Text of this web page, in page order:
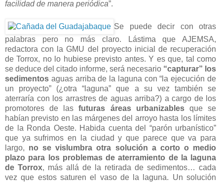
facilidad de manera periódica”.
Se puede decir con otras
palabras pero no más claro. Lástima que AJEMSA,
redactora con la GMU del proyecto inicial de recuperación
de Torrox, no lo hubiese previsto antes. Y es que, tal como
se deduce del citado informe, será necesario “capturar” los
sedimentos aguas arriba de la laguna con “la ejecución de
un proyecto” (¿otra “laguna” que a su vez también se
aterraría con los arrastres de aguas arriba?) a cargo de los
promotores de lasfuturas áreas urbanizablesque se
habían previsto en las márgenes del arroyo hasta los límites
de la Ronda Oeste. Habida cuenta del “parón urbanístico”
que ya sufrimos en la ciudad y que parece que va para
largo, no se vislumbra otra solución a corto o medio
plazo para los problemas de aterramiento de la laguna
de Torrox, más allá de la retirada de sedimentos… cada
vez que estos saturen el vaso de la laguna. Un solución